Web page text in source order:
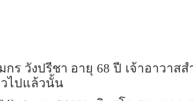
ร วังปรีชา อายุ 68 ปี เจ้าอาวา
ไปแล้วนั้น